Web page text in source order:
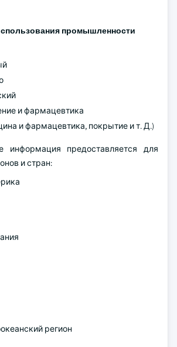
промышленности
и фармацевтика
и фармацевтика, покрытие и т. Д.)
информация предоставляется для
и стран:
регион